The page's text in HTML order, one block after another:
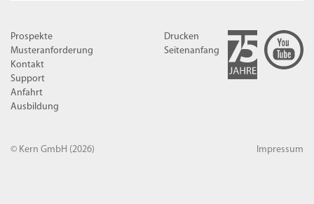
Prospekte
Musteranforderung
Kontakt
Support
Anfahrt
Ausbildung
Drucken
Seitenanfang
© Kern GmbH (2026) Impressum